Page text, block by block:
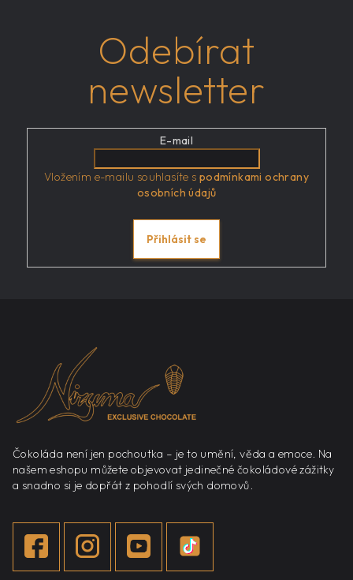
Odebírat
newsletter
E-mail
Vložením e-mailu souhlasíte s podmínkami ochrany
osobních údajů
Přihlásit se
Čokoláda není jen pochoutka – je to umění, věda a emoce. Na
našem eshopu můžete objevovat jedinečné čokoládové zážitky
a snadno si je dopřát z pohodlí svých domovů.